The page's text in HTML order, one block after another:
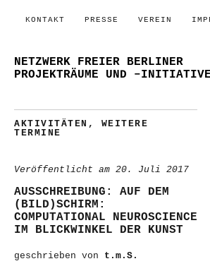
KONTAKT PRESSE VEREIN
NETZWERK FREIER BERLINER
PROJEKTRÄUME UND
AKTIVITÄTEN , WEITERE
TERMINE
Veröffentlicht am 20. Juli 2017
AUSSCHREIBUNG: AUF DEM
(BILD)SCHIRM:
COMPUTATIONAL NEUROSCIENCE
IM BLICKWINKEL DER KUNST
geschrieben von t.m.S.